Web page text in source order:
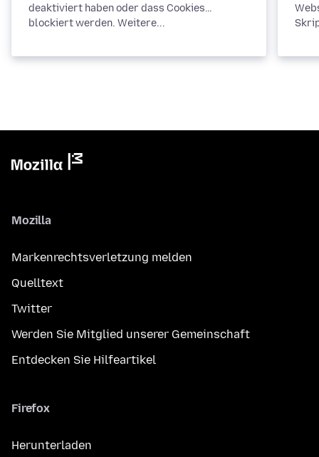
deaktiviert haben oder dass Cookies
blockiert werden. Weitere...
Mozilla
Markenrechtsverletzung melden
Quelltext
Twitter
Werden Sie Mitglied unserer Gemeinschaft
Entdecken Sie Hilfeartikel
Firefox
Herunterladen